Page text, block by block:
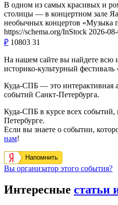
В одном из самых красивых и
столицы — в концертном зале
необычных концертов «Музыка
https://schema.org/InStock 2026-
₽ 10803 31
На нашем сайте вы найдете
историко-культурный фестиваль
Куда-СПБ — это интерактивная
событий Санкт-Петербурга.
Куда-СПБ в курсе всех событий,
Петербурге.
Если вы знаете о событии,
нам!
Напомнить
Вы организатор этого события?
Интересные статьи